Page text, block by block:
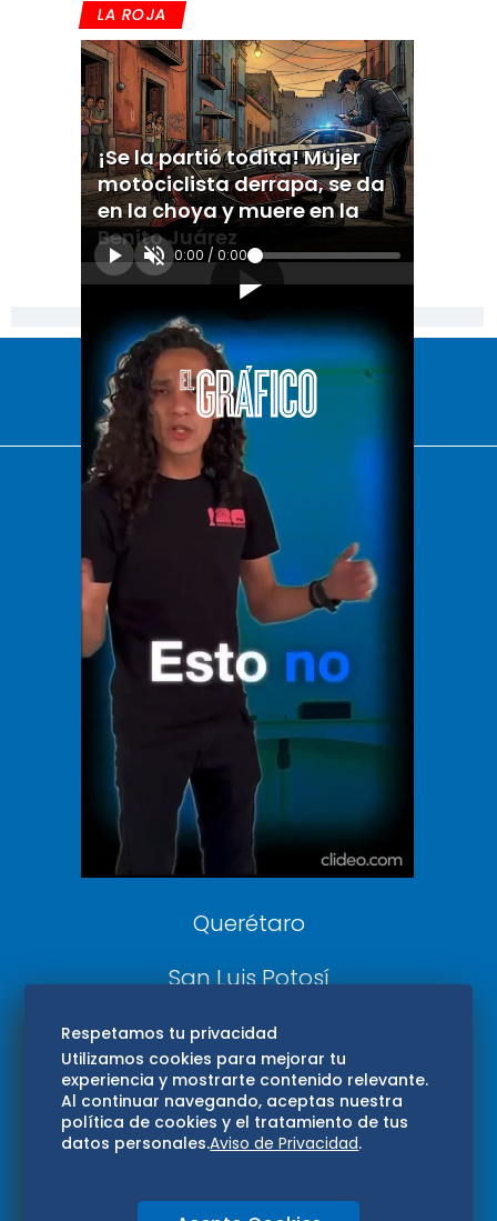
LA ROJA
¡Se la partió todita! Mujer
motociclista derrapa, se da
en la choya y muere en la
Benito Juárez
0:00 / 0:00
[Publicidad]
El Universal
Vive USA
Clase
De 10 sports
DeDinero
Confabulario
Aviso Oportuno
Consultas
Querétaro
San Luis Potosí
Edomex
Consultas
Hidalgo
Oaxaca
Respetamos tu privacidad
Utilizamos cookies para mejorar tu
experiencia y mostrarte contenido relevante.
Al continuar navegando, aceptas nuestra
política de cookies y el tratamiento de tus
datos personales.Aviso de Privacidad.